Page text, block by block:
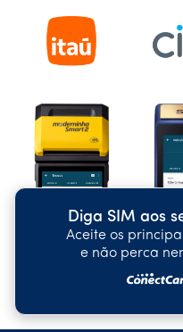
Diga SIM aos
Aceite os
e não perca